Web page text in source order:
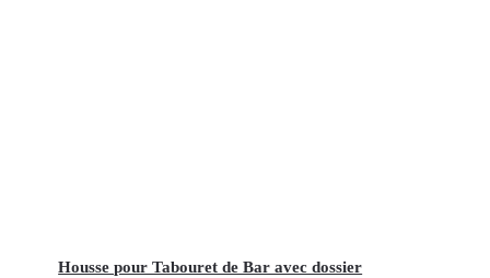
Housse pour Tabouret de Bar avec dossier